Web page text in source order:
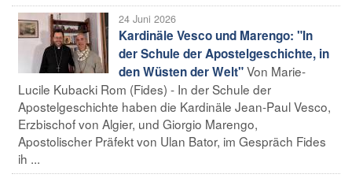
24 Juni 2026
Kardinäle Vesco und Marengo: "In
der Schule der Apostelgeschichte, in
den Wüsten der Welt"Von Marie-
Lucile Kubacki Rom (Fides) - In der Schule der
Apostelgeschichte haben die Kardinäle Jean-Paul Vesco,
Erzbischof von Algier, und Giorgio Marengo,
Apostolischer Präfekt von Ulan Bator, im Gespräch Fides
ih ...